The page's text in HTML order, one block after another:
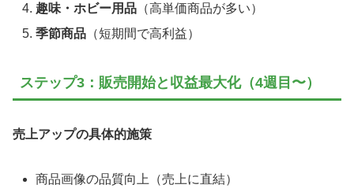
趣味・ホビー用品 （高単価商品が多い）
季節商品 （短期間で高利益）
ステップ3：販売開始と収益最大化（4週目〜）
売上アップの具体的施策
商品画像の品質向上（売上に直結）